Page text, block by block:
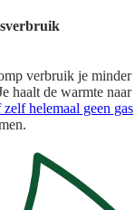
verbruik je minder
haalt de warmte
helemaal geen gas